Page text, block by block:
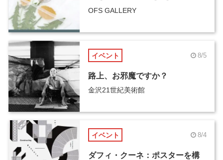
OFS GALLERY
イベント 8/5
路上、お邪魔ですか？
金沢21世紀美術館
イベント 8/4
ダフィ・クーネ：ポスターを構